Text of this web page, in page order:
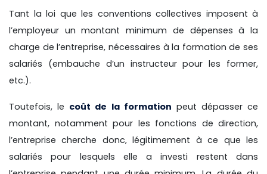
Tant la loi que les conventions collectives imposent à
l’employeur un montant minimum de dépenses à la
charge de l’entreprise, nécessaires à la formation de ses
salariés (embauche d’un instructeur pour les former,
etc.).
Toutefois, le coût de la formation peut dépasser ce
montant, notamment pour les fonctions de direction,
l’entreprise cherche donc, légitimement à ce que les
salariés pour lesquels elle a investi restent dans